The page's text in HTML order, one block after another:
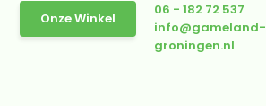
Onze Winkel
06 - 182 72 537
info@gameland-
groningen.nl